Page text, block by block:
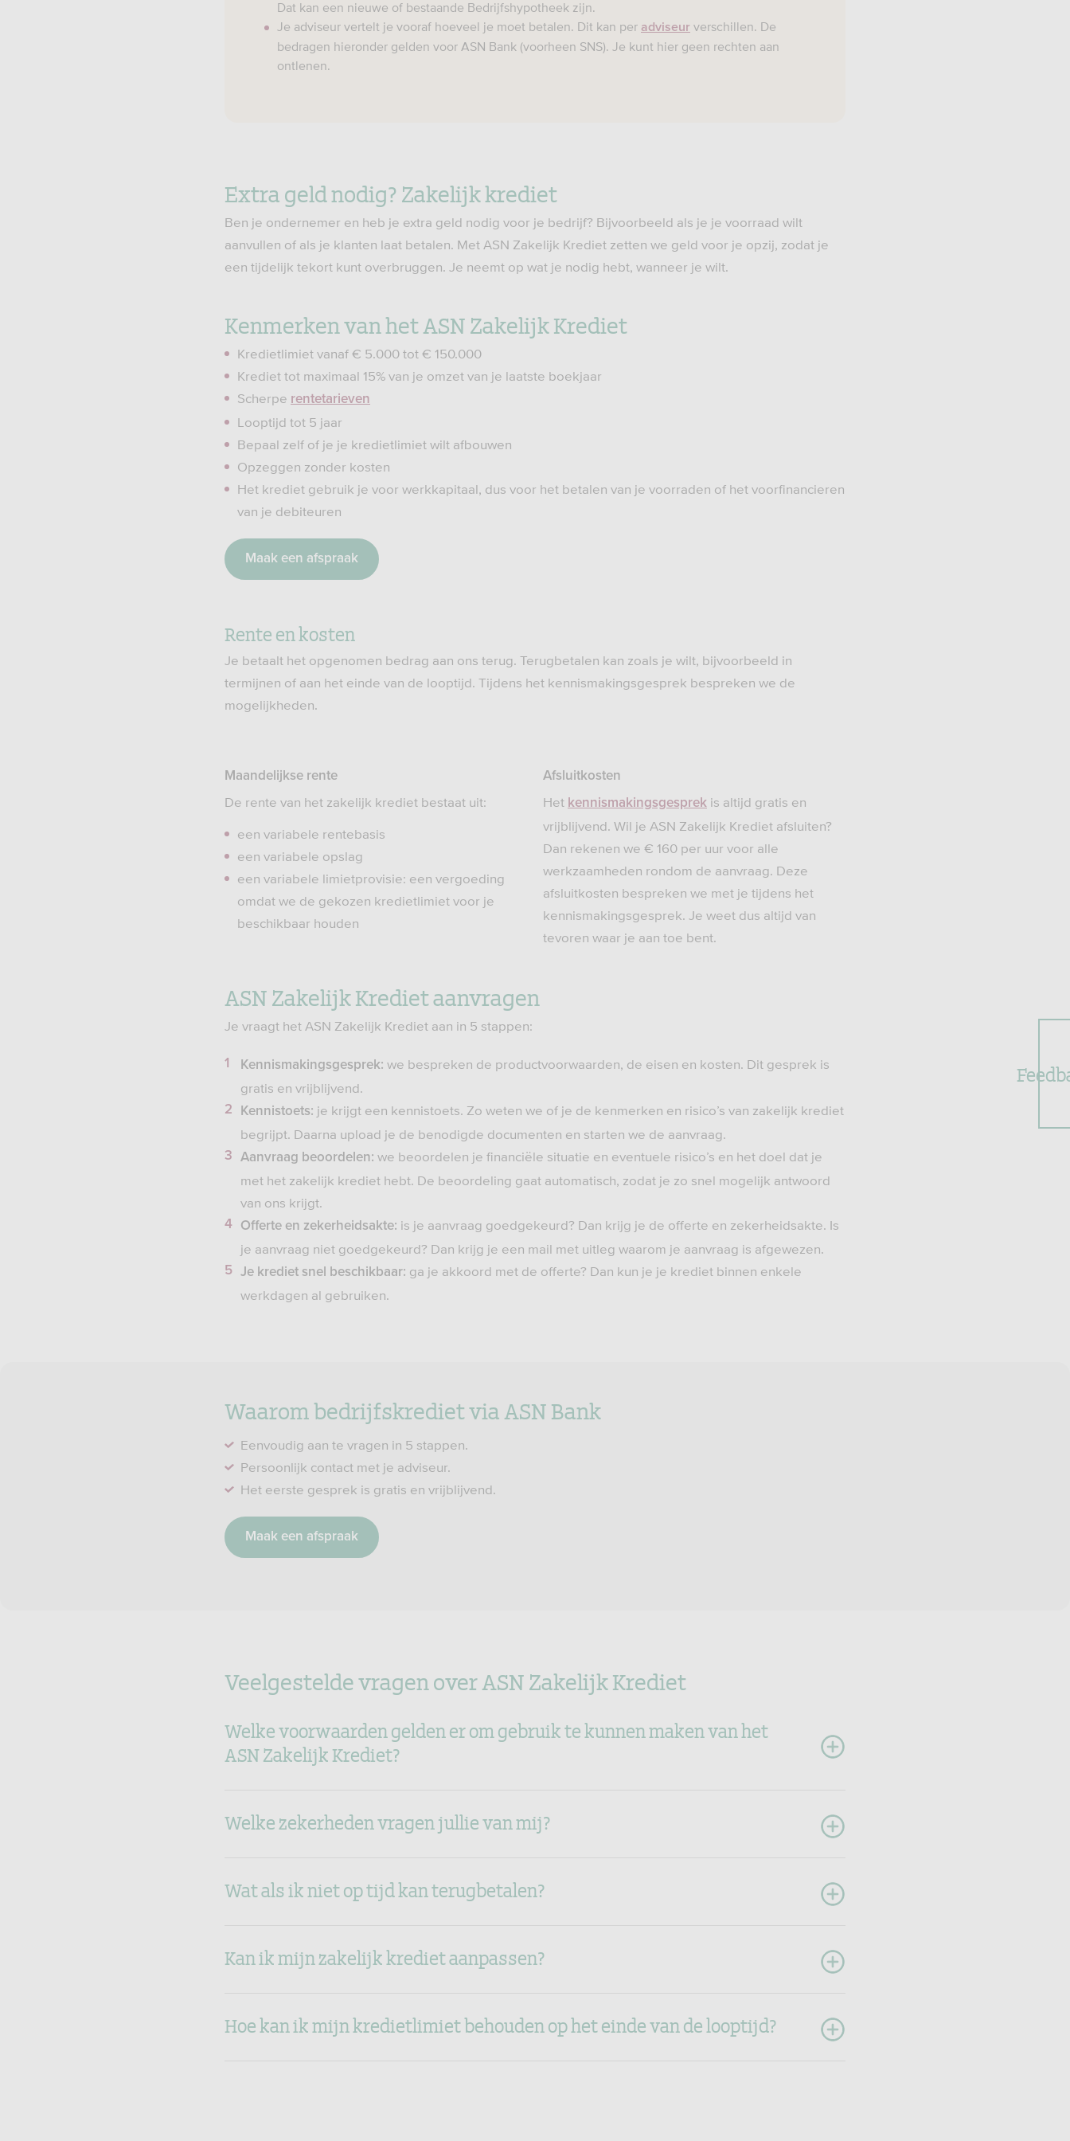
Dat kan een nieuwe of bestaande Bedrijfshypotheek zijn.
Je adviseur vertelt je vooraf hoeveel je moet betalen. Dit kan per adviseur verschillen. De
bedragen hieronder gelden voor ASN Bank (voorheen SNS). Je kunt hier geen rechten aan
ontlenen.
Extra geld nodig? Zakelijk krediet
Ben je ondernemer en heb je extra geld nodig voor je bedrijf? Bijvoorbeeld als je je voorraad wilt
aanvullen of als je klanten laat betalen. Met ASN Zakelijk Krediet zetten we geld voor je opzij, zodat je
een tijdelijk tekort kunt overbruggen. Je neemt op wat je nodig hebt, wanneer je wilt.
Kenmerken van het ASN Zakelijk Krediet
Kredietlimiet vanaf € 5.000 tot € 150.000
Krediet tot maximaal 15% van je omzet van je laatste boekjaar
Scherpe rentetarieven
Looptijd tot 5 jaar
Bepaal zelf of je je kredietlimiet wilt afbouwen
Opzeggen zonder kosten
Het krediet gebruik je voor werkkapitaal, dus voor het betalen van je voorraden of het voorfinancieren
van je debiteuren
Maak een afspraak
Rente en kosten
Je betaalt het opgenomen bedrag aan ons terug. Terugbetalen kan zoals je wilt, bijvoorbeeld in
termijnen of aan het einde van de looptijd. Tijdens het kennismakingsgesprek bespreken we de
mogelijkheden.
Maandelijkse rente
De rente van het zakelijk krediet bestaat uit:
een variabele rentebasis
een variabele opslag
een variabele limietprovisie: een vergoeding
omdat we de gekozen kredietlimiet voor je
beschikbaar houden
Afsluitkosten
Het kennismakingsgesprek is altijd gratis en
vrijblijvend. Wil je ASN Zakelijk Krediet afsluiten?
Dan rekenen we € 160 per uur voor alle
werkzaamheden rondom de aanvraag. Deze
afsluitkosten bespreken we met je tijdens het
kennismakingsgesprek. Je weet dus altijd van
tevoren waar je aan toe bent.
ASN Zakelijk Krediet aanvragen
Je vraagt het ASN Zakelijk Krediet aan in 5 stappen:
Kennismakingsgesprek: we bespreken de productvoorwaarden, de eisen en kosten. Dit gesprek is
gratis en vrijblijvend.
Kennistoets: je krijgt een kennistoets. Zo weten we of je de kenmerken en risico’s van zakelijk krediet
begrijpt. Daarna upload je de benodigde documenten en starten we de aanvraag.
Aanvraag beoordelen: we beoordelen je financiële situatie en eventuele risico’s en het doel dat je
met het zakelijk krediet hebt. De beoordeling gaat automatisch, zodat je zo snel mogelijk antwoord
van ons krijgt.
Offerte en zekerheidsakte: is je aanvraag goedgekeurd? Dan krijg je de offerte en zekerheidsakte. Is
je aanvraag niet goedgekeurd? Dan krijg je een mail met uitleg waarom je aanvraag is afgewezen.
Je krediet snel beschikbaar: ga je akkoord met de offerte? Dan kun je je krediet binnen enkele
werkdagen al gebruiken.
Waarom bedrijfskrediet via ASN Bank
Eenvoudig aan te vragen in 5 stappen.
Persoonlijk contact met je adviseur.
Het eerste gesprek is gratis en vrijblijvend.
Maak een afspraak
Veelgestelde vragen over ASN Zakelijk Krediet
Welke voorwaarden gelden er om gebruik te kunnen maken van het
ASN Zakelijk Krediet?
Welke zekerheden vragen jullie van mij?
Wat als ik niet op tijd kan terugbetalen?
Kan ik mijn zakelijk krediet aanpassen?
Hoe kan ik mijn kredietlimiet behouden op het einde van de looptijd?